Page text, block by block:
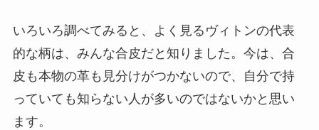
いろいろ調べてみると、よく見るヴィトンの代表
的な柄は、みんな合皮だと知りました。今は、合
皮も本物の革も見分けがつかないので、自分で持
っていても知らない人が多いのではないかと思い
ます。